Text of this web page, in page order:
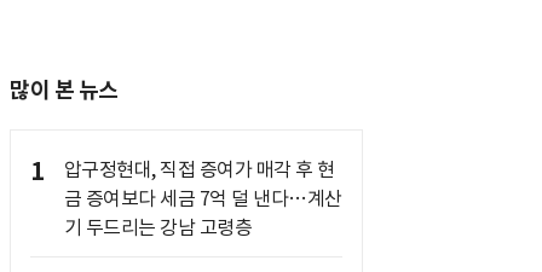
많이 본 뉴스
1
압구정현대, 직접 증여가 매각 후 현
금 증여보다 세금 7억 덜 낸다…계산
기 두드리는 강남 고령층